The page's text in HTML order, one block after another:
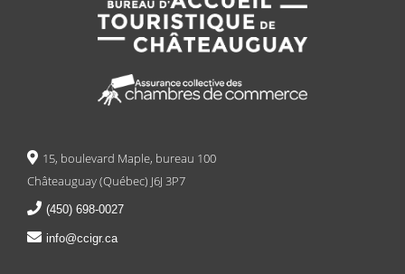
15, boulevard Maple, bureau 100
Châteauguay (Québec) J6J 3P7
(450) 698-0027
info@ccigr.ca